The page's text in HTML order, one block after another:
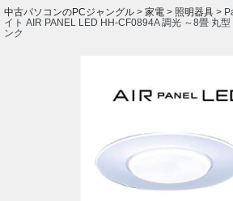
中古パソコンのPCジャングル > 家電 > 照明器具 >
イト AIR PANEL LED HH-CF0894A 調光 ～8畳 丸
ンク